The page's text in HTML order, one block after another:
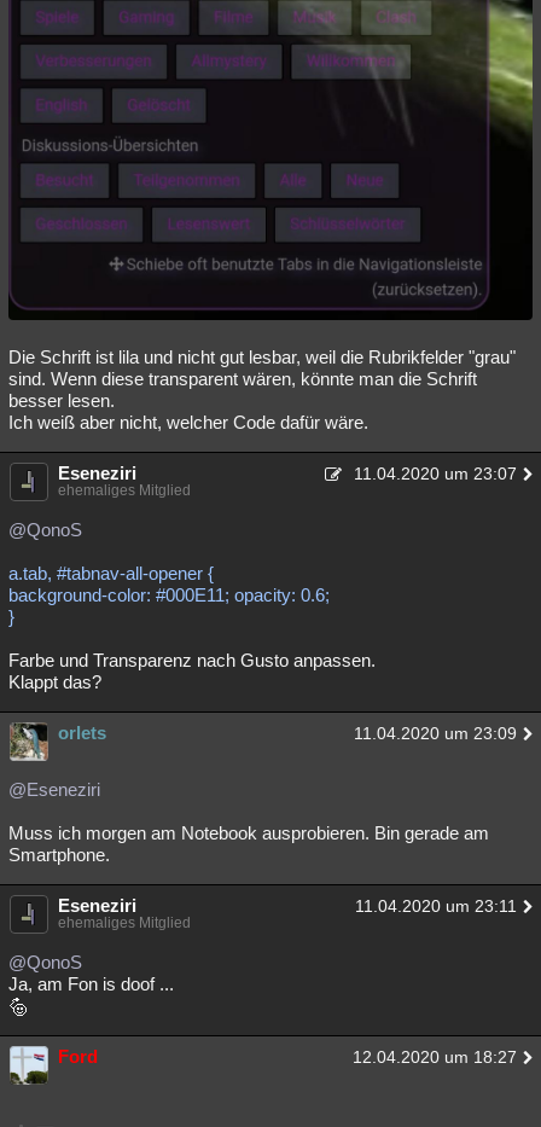
Besucht Teilgenommen Neue Geschlossen
Schlüsselwörter
Die Schrift ist lila und nicht gut lesbar, weil die Rubrikfelder "grau"
sind. Wenn diese transparent wären, könnte man die Schrift
besser lesen.
Ich weiß aber nicht, welcher Code dafür wäre.
Eseneziri 11.04.2020 um 23:07
ehemaliges Mitglied
@QonoS
a.tab, #tabnav-all-opener {
background-color: #000E11; opacity: 0.6;
}
Farbe und Transparenz nach Gusto anpassen.
Klappt das?
orlets 11.04.2020 um 23:09
@Eseneziri
Muss ich morgen am Notebook ausprobieren. Bin gerade am
Smartphone.
Eseneziri 11.04.2020 um 23:11
ehemaliges Mitglied
@QonoS
Ja, am Fon is doof ...
Ford 12.04.2020 um 18:27